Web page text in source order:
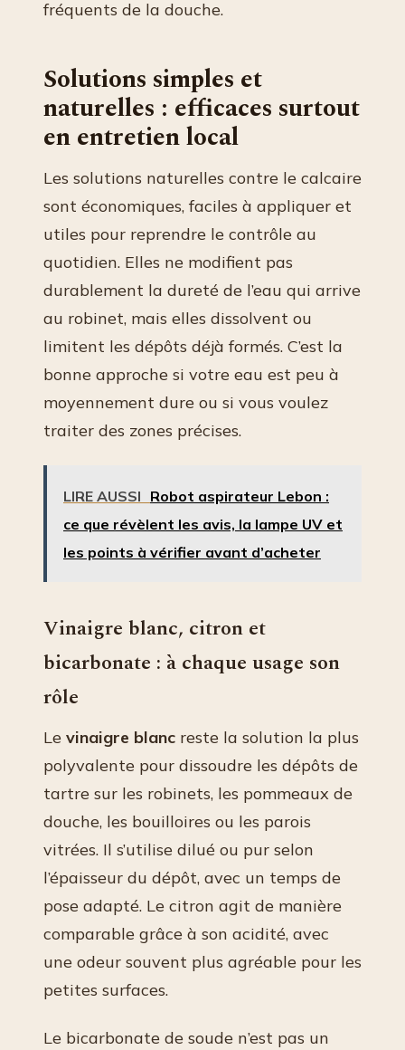
fréquents de la douche.
Solutions simples et
naturelles : efficaces surtout
en entretien local
Les solutions naturelles contre le calcaire
sont économiques, faciles à appliquer et
utiles pour reprendre le contrôle au
quotidien. Elles ne modifient pas
durablement la dureté de l’eau qui arrive
au robinet, mais elles dissolvent ou
limitent les dépôts déjà formés. C’est la
bonne approche si votre eau est peu à
moyennement dure ou si vous voulez
traiter des zones précises.
LIRE AUSSI Robot aspirateur Lebon :
ce que révèlent les avis, la lampe UV et
les points à vérifier avant d’acheter
Vinaigre blanc, citron et
bicarbonate : à chaque usage son
rôle
Le vinaigre blanc reste la solution la plus
polyvalente pour dissoudre les dépôts de
tartre sur les robinets, les pommeaux de
douche, les bouilloires ou les parois
vitrées. Il s’utilise dilué ou pur selon
l’épaisseur du dépôt, avec un temps de
pose adapté. Le citron agit de manière
comparable grâce à son acidité, avec
une odeur souvent plus agréable pour les
petites surfaces.
Le bicarbonate de soude n’est pas un